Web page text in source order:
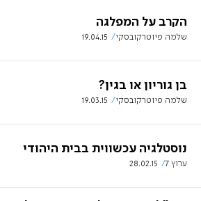
הקרב על המפלגה
שלמה פיוטרקובסקי 19.04.15
בן גוריון או בגין?
שלמה פיוטרקובסקי 19.03.15
נוסטלגיה עכשווית בבית היהודי
ערוץ 7 28.02.15